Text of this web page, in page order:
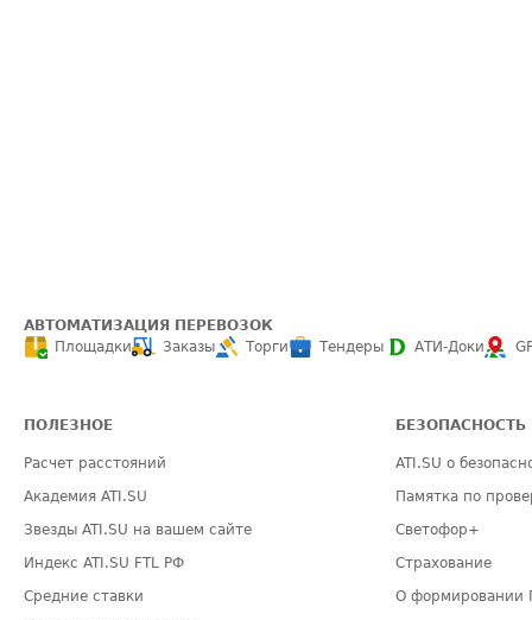
АВТОМАТИЗАЦИЯ ПЕРЕВОЗОК
Площадки
Заказы Торги Тендеры АТИ-Доки
ПОЛЕЗНОЕ
Расчет расстояний
Академия ATI.SU
Звезды ATI.SU на вашем сайте
Индекс ATI.SU FTL РФ
Средние ставки
БЕЗОПАСНОСТЬ
ATI.SU о
Памятка по
Светофор+
Страхование
О формировании